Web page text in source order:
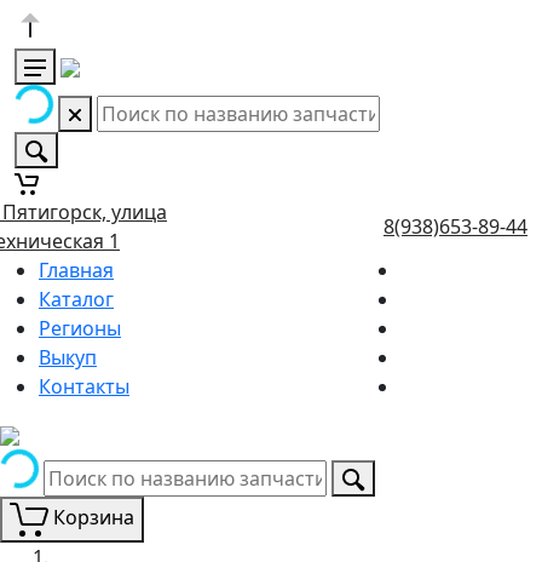
Пятигорск, улица
1
8(938)653-89-44
Главная
Каталог
Регионы
Выкуп
Контакты
Корзина